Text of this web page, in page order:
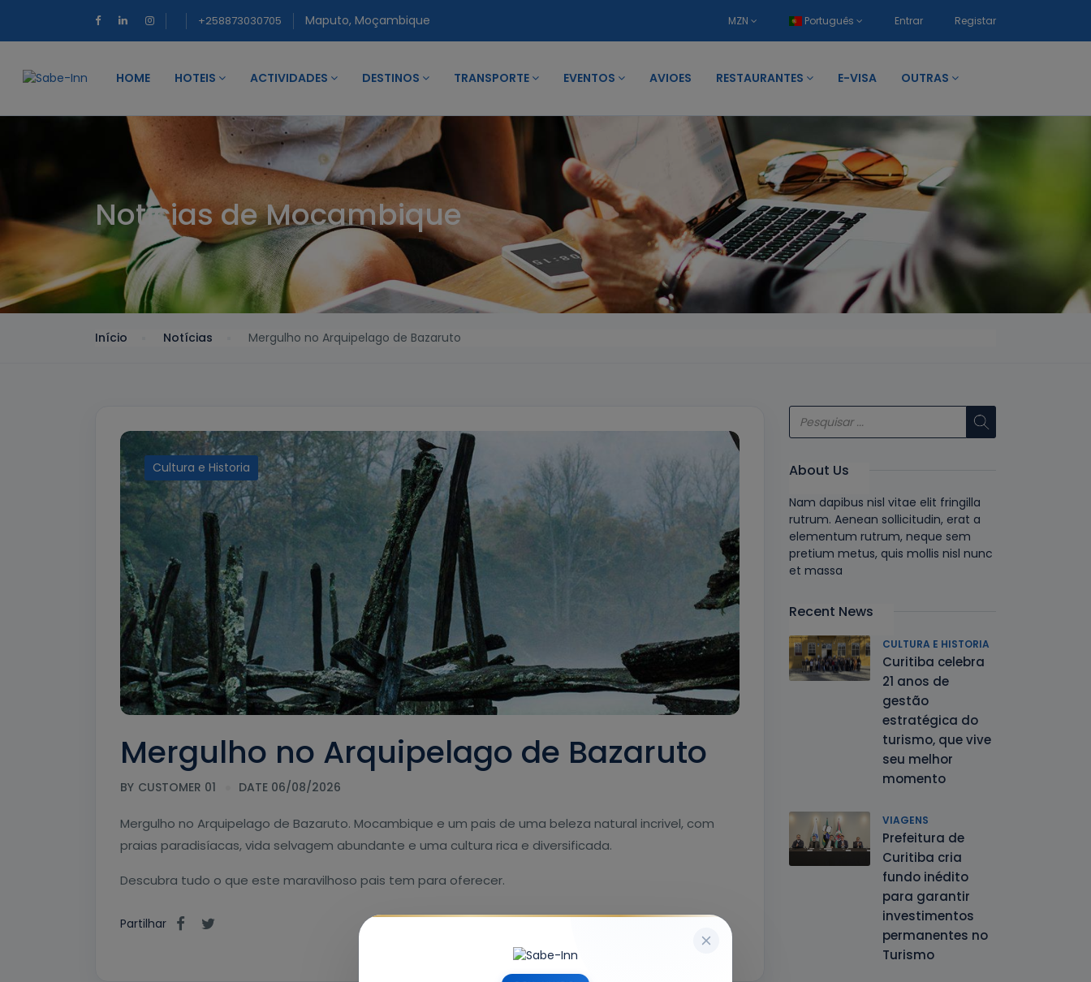
+258873030705 Maputo, Moçambique MZN Português Entrar Registar
HOME HOTEIS ACTIVIDADES DESTINOS TRANSPORTE EVENTOS AVIOES RESTAURANTES E-VISA OUTRAS
Noticias de Mocambique
Início Notícias Mergulho no Arquipelago de Bazaruto
Cultura e Historia
Mergulho no Arquipelago de Bazaruto
BY CUSTOMER 01 DATE 06/08/2026
Mergulho no Arquipelago de Bazaruto. Mocambique e um pais de uma beleza natural incrivel, com
praias paradisíacas, vida selvagem abundante e uma cultura rica e diversificada.
Descubra tudo o que este maravilhoso pais tem para oferecer.
Partilhar
About Us
Nam dapibus nisl vitae elit fringilla
rutrum. Aenean sollicitudin, erat a
elementum rutrum, neque sem
pretium metus, quis mollis nisl nunc
et massa
Recent News
CULTURA E HISTORIA
Curitiba celebra
21 anos de
gestão
estratégica do
turismo, que vive
seu melhor
momento
VIAGENS
Prefeitura de
Curitiba cria
fundo inédito
para garantir
investimentos
permanentes no
Turismo